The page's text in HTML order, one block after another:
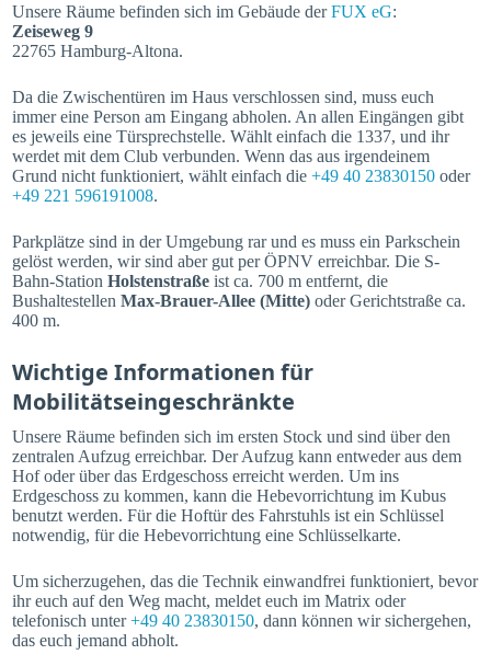
Unsere Räume befinden sich im Gebäude derFUX eG:
Zeiseweg 9
22765 Hamburg-Altona.
Da die Zwischentüren im Haus verschlossen sind, muss euch
immer eine Person am Eingang abholen. An allen Eingängen gibt
es jeweils eine Türsprechstelle. Wählt einfach die 1337, und ihr
werdet mit dem Club verbunden. Wenn das aus irgendeinem
Grund nicht funktioniert, wählt einfach die+49 40 23830150 oder
+49 221 596191008.
Parkplätze sind in der Umgebung rar und es muss ein Parkschein
gelöst werden, wir sind aber gut per ÖPNV erreichbar. Die S-
Bahn-StationHolstenstraße ist ca. 700 m entfernt, die
BushaltestellenMax-Brauer-Allee (Mitte) oder Gerichtstraße ca.
400 m.
Wichtige Informationen für
Mobilitätseingeschränkte
Unsere Räume befinden sich im ersten Stock und sind über den
zentralen Aufzug erreichbar. Der Aufzug kann entweder aus dem
Hof oder über das Erdgeschoss erreicht werden. Um ins
Erdgeschoss zu kommen, kann die Hebevorrichtung im Kubus
benutzt werden. Für die Hoftür des Fahrstuhls ist ein Schlüssel
notwendig, für die Hebevorrichtung eine Schlüsselkarte.
Um sicherzugehen, das die Technik einwandfrei funktioniert, bevor
ihr euch auf den Weg macht, meldet euch im Matrix oder
telefonisch unter+49 40 23830150, dann können wir sichergehen,
das euch jemand abholt.